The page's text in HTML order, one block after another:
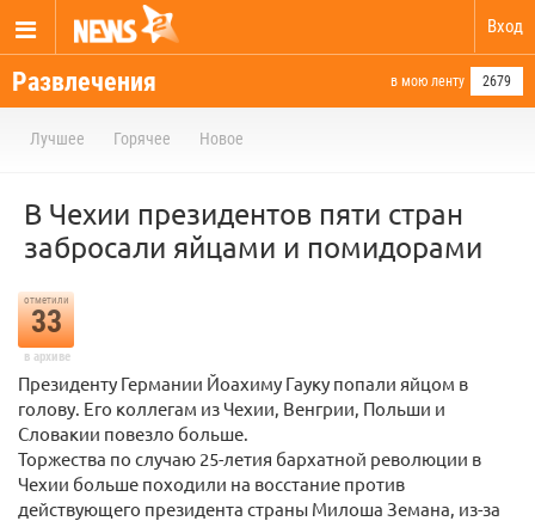
Вход
Развлечения в мою ленту 2679
Лучшее Горячее Новое
В Чехии президентов пяти стран
забросали яйцами и помидорами
отметили
33
в архиве
Президенту Германии Йоахиму Гауку попали яйцом в
голову. Его коллегам из Чехии, Венгрии, Польши и
Словакии повезло больше.
Торжества по случаю 25-летия бархатной революции в
Чехии больше походили на восстание против
действующего президента страны Милоша Земана, из-за